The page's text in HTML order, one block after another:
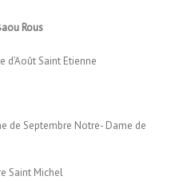
Rous
d’Août Saint Etienne
de Septembre Notre- Dame de
Saint Michel